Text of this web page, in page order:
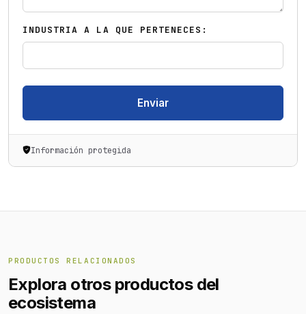
INDUSTRIA A LA QUE PERTENECES:
Enviar
Información protegida
PRODUCTOS RELACIONADOS
Explora otros productos del
ecosistema